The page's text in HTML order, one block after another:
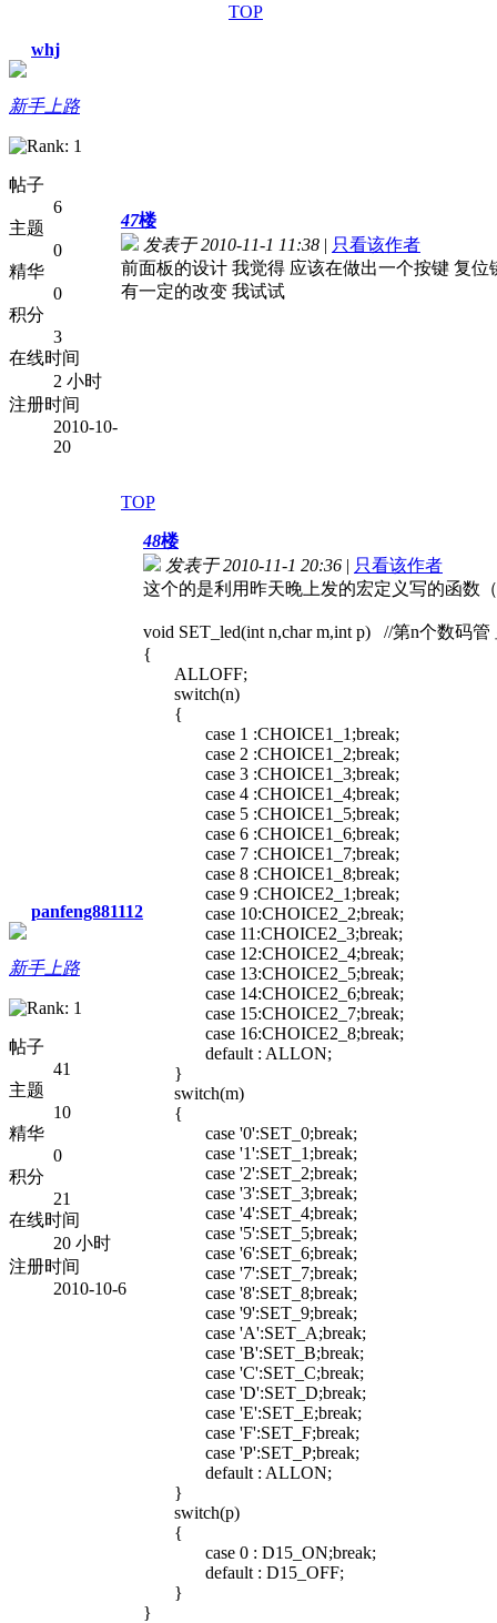
TOP
whj
新手上路
帖子
6
主题
0
精华
0
积分
3
在线时间
2 小时
注册时间
2010-10-
20
47楼
发表于 2010-11-1 11:38 | 只看该作者
前面板的设计 我觉得 应该在做出一个按键 复
有一定的改变 我试试
TOP
panfeng881112
新手上路
帖子
41
主题
10
精华
0
积分
21
在线时间
20 小时
注册时间
2010-10-6
48楼
发表于 2010-11-1 20:36 | 只看该作者
这个的是利用昨天晚上发的宏定义写的函数（
void SET_led(int n,char m,int p) //第n个数码
{
ALLOFF;
switch(n)
{
case 1 :CHOICE1_1;break;
case 2 :CHOICE1_2;break;
case 3 :CHOICE1_3;break;
case 4 :CHOICE1_4;break;
case 5 :CHOICE1_5;break;
case 6 :CHOICE1_6;break;
case 7 :CHOICE1_7;break;
case 8 :CHOICE1_8;break;
case 9 :CHOICE2_1;break;
case 10:CHOICE2_2;break;
case 11:CHOICE2_3;break;
case 12:CHOICE2_4;break;
case 13:CHOICE2_5;break;
case 14:CHOICE2_6;break;
case 15:CHOICE2_7;break;
case 16:CHOICE2_8;break;
default : ALLON;
}
switch(m)
{
case '0':SET_0;break;
case '1':SET_1;break;
case '2':SET_2;break;
case '3':SET_3;break;
case '4':SET_4;break;
case '5':SET_5;break;
case '6':SET_6;break;
case '7':SET_7;break;
case '8':SET_8;break;
case '9':SET_9;break;
case 'A':SET_A;break;
case 'B':SET_B;break;
case 'C':SET_C;break;
case 'D':SET_D;break;
case 'E':SET_E;break;
case 'F':SET_F;break;
case 'P':SET_P;break;
default : ALLON;
}
switch(p)
{
case 0 : D15_ON;break;
default : D15_OFF;
}
}